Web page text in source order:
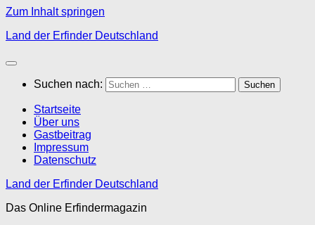
Zum Inhalt springen
Land der Erfinder Deutschland
Suchen nach:
Startseite
Über uns
Gastbeitrag
Impressum
Datenschutz
Land der Erfinder Deutschland
Das Online Erfindermagazin